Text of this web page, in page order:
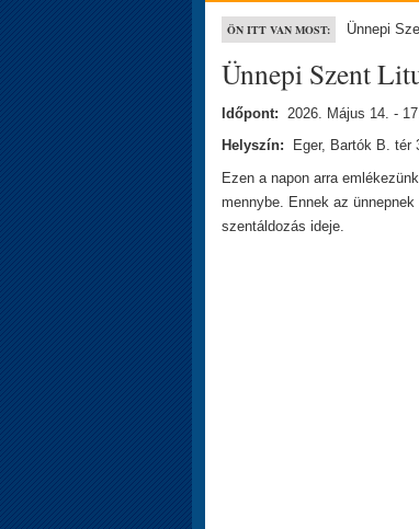
ÖN ITT VAN MOST: Ünnepi
Ünnepi Szent
Időpont: 2026. Május 14. -
Helyszín:
Eger, Bartók B. tér
Ezen a napon arra
mennybe. Ennek az
szentáldozás ideje.